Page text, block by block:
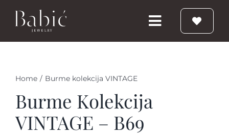
Toggle
Navigation
Prstenje
Home / Burme kolekcija VINTAGE
Burme Kolekcija
VINTAGE – B69